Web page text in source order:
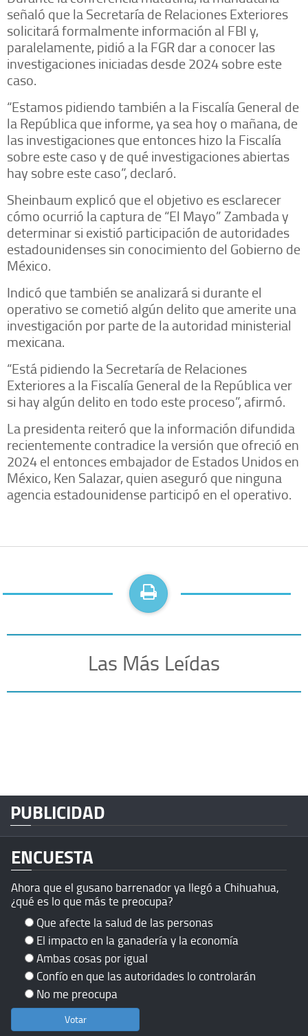
señaló que la Secretaría de Relaciones Exteriores
solicitará formalmente información al FBI y,
paralelamente, pidió a la FGR dar a conocer las
investigaciones iniciadas desde 2024 sobre este
caso.
“Estamos pidiendo también a la Fiscalía General de
la República que informe, ya sea hoy o mañana, de
las investigaciones que entonces hizo la Fiscalía
sobre este caso y de qué investigaciones abiertas
hay sobre este caso”, declaró.
Sheinbaum explicó que el objetivo es esclarecer
cómo ocurrió la captura de “El Mayo” Zambada y
determinar si existió participación de autoridades
estadounidenses sin conocimiento del Gobierno de
México.
Indicó que también se analizará si durante el
operativo se cometió algún delito que amerite una
investigación por parte de la autoridad ministerial
mexicana.
“Está pidiendo la Secretaría de Relaciones
Exteriores a la Fiscalía General de la República ver
si hay algún delito en todo este proceso”, afirmó.
La presidenta reiteró que la información difundida
recientemente contradice la versión que ofreció en
2024 el entonces embajador de Estados Unidos en
México, Ken Salazar, quien aseguró que ninguna
agencia estadounidense participó en el operativo.
Las Más Leídas
PUBLICIDAD
ENCUESTA
Ahora que el gusano barrenador ya llegó a Chihuahua,
¿qué es lo que más te preocupa?
Que afecte la salud de las personas
El impacto en la ganadería y la economía
Ambas cosas por igual
Confío en que las autoridades lo controlarán
No me preocupa